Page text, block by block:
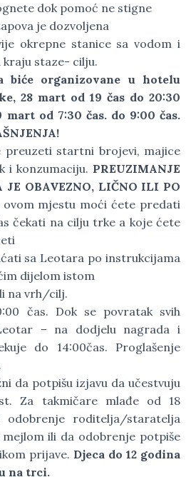
dok pomoć ne stigne
je dozvoljena
okrepne stanice sa vodom i
kraju staze- cilju.
biće organizovane u hotelu
28 mart od 19 čas do 20:30
mart od 7:30 čas. do 9:00 čas.
preuzeti startni brojevi, majice
i konzumaciju. PREUZIMANJE
OBAVEZNO, LIČNO ILI PO
mjestu moći ćete predati
čekati na cilju trke a koje ćete
sa Leotara po instrukcijama
dijelom istom
na vrh/cilj.
čas. Dok se povratak svih
– na dodjelu nagrada i
do 14:00čas. Proglašenje
da potpišu izjavu da učestvuju
Za takmičare mlađe od 18
odobrenje roditelja/staratelja
ili da odobrenje potpiše
prijave. Djeca do 12 godina
na trci.